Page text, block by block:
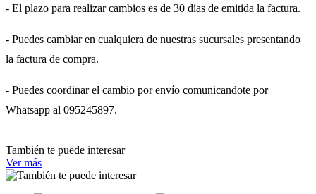
- El plazo para realizar cambios es de 30 días de emitida la factura.
- Puedes cambiar en cualquiera de nuestras sucursales presentando
la factura de compra.
- Puedes coordinar el cambio por envío comunicandote por
Whatsapp al 095245897.
También te puede interesar
Ver más